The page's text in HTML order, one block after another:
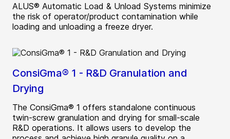
ALUS® Automatic Load & Unload Systems minimize
the risk of operator/product contamination while
loading and unloading a freeze dryer.
ConsiGma® 1 - R&D Granulation and
Drying
The ConsiGma® 1 offers standalone continuous
twin-screw granulation and drying for small-scale
R&D operations. It allows users to develop the